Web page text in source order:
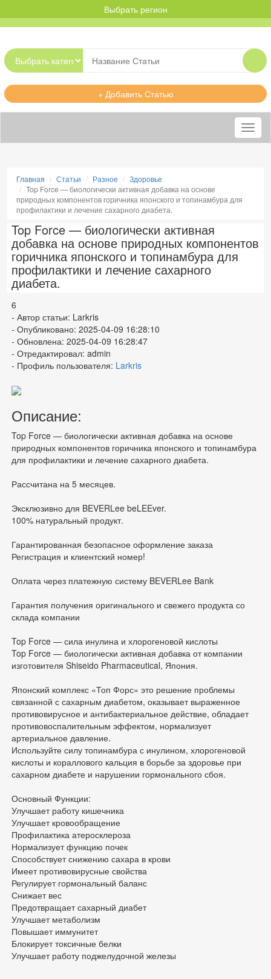
Выбрать регион
+ Добавить Статью
Меню
Главная Статьи Разное
Здоровье
Top Force — биологически активная добавка на основе
природных компонентов горичника японского и топинамбура для
профилактики и лечение сахарного диабета.
Top Force — биологически активная
добавка на основе природных компонентов
горичника японского и топинамбура для
профилактики и лечение сахарного
диабета.
6
- Автор статьи: Larkris
- Опубликовано: 2025-04-09 16:28:10
- Обновлена: 2025-04-09 16:28:47
- Отредактировал: admin
- Профиль пользователя: Larkris
Описание:
Top Force — биологически активная добавка на основе
природных компонентов горичника японского и топинамбура
для профилактики и лечение сахарного диабета.
Рассчитана на 5 месяцев.
Эксклюзивно для BEVERLee beLEEver.
100% натуральный продукт.
Гарантированная безопасное оформление заказа
Регистрация и клиентский номер!
Оплата через платежную систему BEVERLee Bank
Гарантия получения оригинального и свежего продукта со
склада компании
Top Force — сила инулина и хлорогеновой кислоты
Top Force — биологически активная добавка от компании
изготовителя Shiseido Pharmaceutical, Япония.
Японский комплекс ‭«Топ Форс» это решение проблемы
связанной с сахарным диабетом, оказывает выраженное
противовирусное и антибактериальное действие, обладает
противовоспалительным эффектом, нормализует
артериальное давление.
Используйте силу топинамбура с инулином, хлорогеновой
кислоты и кораллового кальция в борьбе за здоровье при
сахарном диабете и нарушении гормонального сбоя.
Основный Функции:
Улучшает работу кишечника
Улучшает кровообращение
Профилактика атеросклероза
Нормализует функцию почек
Способствует снижению сахара в крови
Имеет противовирусные свойства
Регулирует гормональный баланс
Снижает вес
Предотвращает сахарный диабет
Улучшает метаболизм
Повышает иммунитет
Блокирует токсичные белки
Улучшает работу поджелудочной железы